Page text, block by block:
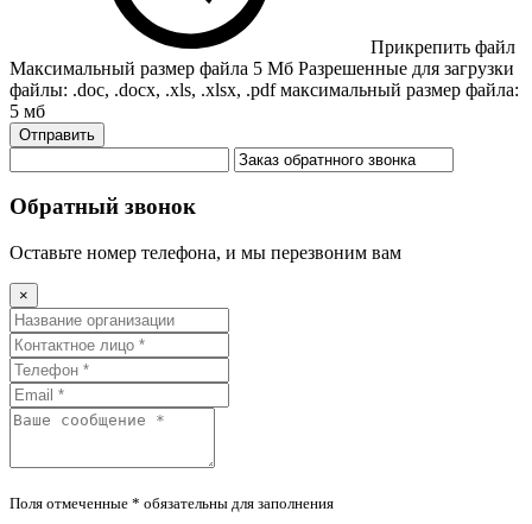
Прикрепить файл
Максимальный размер файла 5 Мб Разрешенные для загрузки
файлы: .doc, .docx, .xls, .xlsx, .pdf максимальный размер файла:
5 мб
Отправить
Обратный звонок
Оставьте номер телефона, и мы перезвоним вам
×
Поля отмеченные * обязательны для заполнения